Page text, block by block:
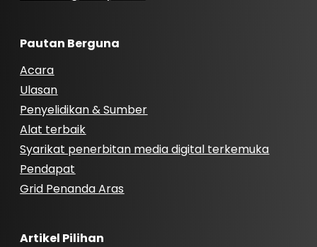
Pautan Berguna
Acara
Ulasan
Penyelidikan & Sumber
Alat terbaik
Syarikat penerbitan media digital terkemuka
Pendapat
Grid Penanda Aras
Artikel Pilihan